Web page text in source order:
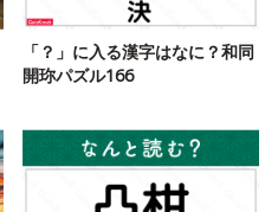
「？」に入る漢字はなに？和同
開珎パズル166